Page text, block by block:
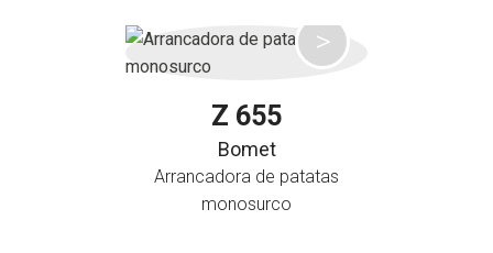
Z 655
Bomet
Arrancadora de patatas
monosurco